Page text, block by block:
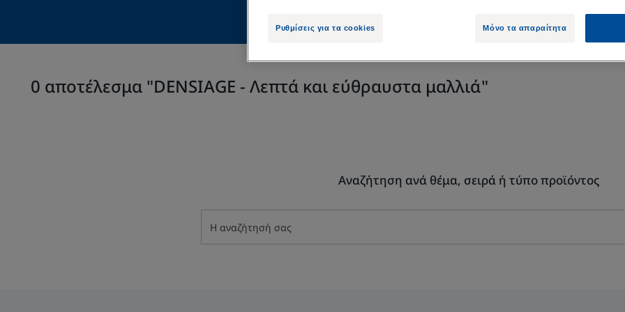
0 αποτέλεσμα "DENSIAGE - Λεπτά και εύθραυστα μαλλιά"
Αναζήτηση ανά θέμα, σειρά ή τύπο προϊόντος
Ρυθμίσεις για τα cookies Μόνο τα απαραίτητα